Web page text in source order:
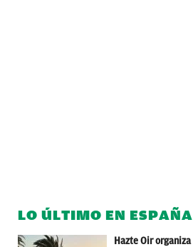
LO ÚLTIMO EN ESPAÑA
Hazte Oir organiza